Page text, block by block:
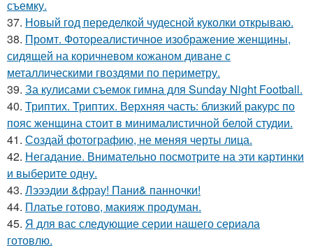
съемку.
37. Новый год переделкой чудесной куколки открываю.
38. Промт. Фотореалистичное изображение женщины,
сидящей на коричневом кожаном диване с
металлическими гвоздями по периметру.
39. За кулисами съемок гимна для Sunday Night Football.
40. Триптих. Триптих. Верхняя часть: близкий ракурс по
пояс женщина стоит в минималистичной белой студии.
41. Создай фотографию, не меняя черты лица.
42. Негадание. Внимательно посмотрите на эти картинки
и выберите одну.
43. Лэээдии &фрау! Пани& панночки!
44. Платье готово, макияж продуман.
45. Я для вас следующие серии нашего сериала
готовлю.